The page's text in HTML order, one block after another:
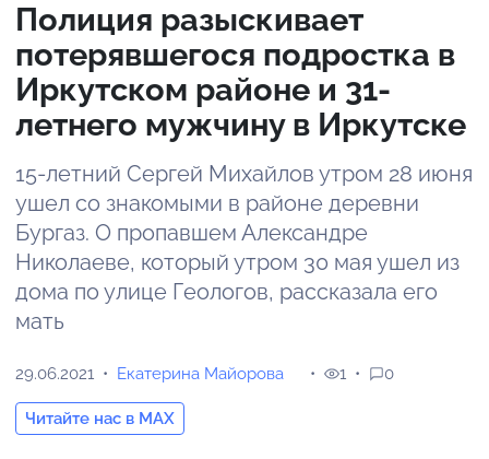
Полиция разыскивает
потерявшегося подростка в
Иркутском районе и 31-
летнего мужчину в Иркутске
15-летний Сергей Михайлов утром 28 июня
ушел со знакомыми в районе деревни
Бургаз. О пропавшем Александре
Николаеве, который утром 30 мая ушел из
дома по улице Геологов, рассказала его
мать
29.06.2021 Екатерина Майорова
Читайте нас в MAX
1 0